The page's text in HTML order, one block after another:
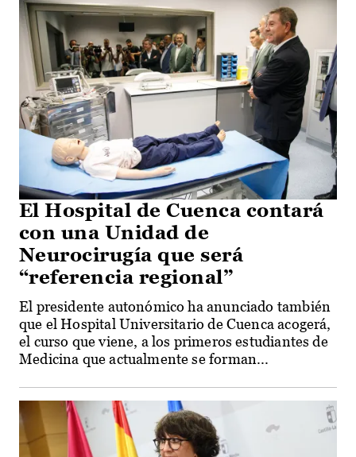
El Hospital de Cuenca contará
con una Unidad de
Neurocirugía que será
“referencia regional”
El presidente autonómico ha anunciado también
que el Hospital Universitario de Cuenca acogerá,
el curso que viene, a los primeros estudiantes de
Medicina que actualmente se forman...